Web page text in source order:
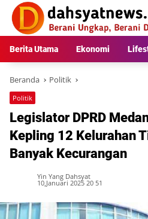
Langsung
konten
Berita Utama Ekonomi
Beranda Politik
Politik
Legislator DPRD
Kepling 12 Kelurahan
Banyak Kecurangan
Yin Yang Dahsyat
10,Januari 2025 20 51